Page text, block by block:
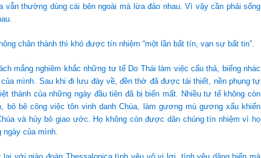
vẫn thường dùng cái bên ngoài mà lừa đảo nhau. Vì vậy cần phải sống
chân thành thì khó được tín nhiệm “một lần bất tín, vạn sự bất tin”.
mắng nghiêm khắc những tư tế Do Thái làm việc cẩu thả, biếng nhác
mình. Sau khi đi lưu đày về, đền thờ đã được tái thiết, nền phụng tự
thành của những ngày đầu tiên đã bị biến mất. Nhiều tư tế không còn
bỏ bê công việc tôn vinh danh Chúa, làm gương mù gương xấu khiến
và hủy bỏ giao ước. Họ không còn được dân chúng tín nhiệm vì họ
ngày của mình.